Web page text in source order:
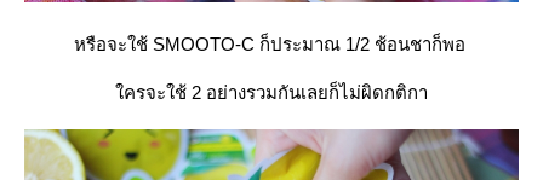
หรือจะใช้ SMOOTO-C ก็ประมาณ 1/2 ช้อนชาก็พอ
ครจะใช้ 2 อย่างรวมกันเลยก็ไม่ผิดกติกา